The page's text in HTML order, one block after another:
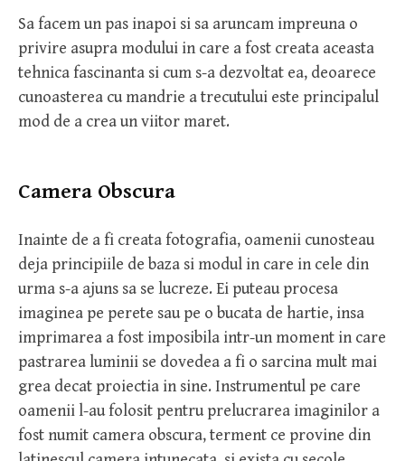
Sa facem un pas inapoi si sa aruncam impreuna o
privire asupra modului in care a fost creata aceasta
tehnica fascinanta si cum s-a dezvoltat ea, deoarece
cunoasterea cu mandrie a trecutului este principalul
mod de a crea un viitor maret.
Camera Obscura
Inainte de a fi creata fotografia, oamenii cunosteau
deja principiile de baza si modul in care in cele din
urma s-a ajuns sa se lucreze. Ei puteau procesa
imaginea pe perete sau pe o bucata de hartie, insa
imprimarea a fost imposibila intr-un moment in care
pastrarea luminii se dovedea a fi o sarcina mult mai
grea decat proiectia in sine. Instrumentul pe care
oamenii l-au folosit pentru prelucrarea imaginilor a
fost numit camera obscura, terment ce provine din